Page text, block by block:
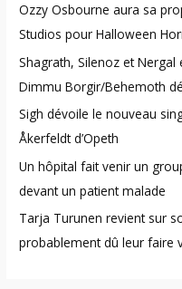
f
o
r
:
Ozzy Osbourne aura sa
Studios pour Halloween
Shagrath, Silenoz et
Dimmu Borgir/Behemoth
Sigh dévoile le nouveau
Åkerfeldt d’Opeth
Un hôpital fait venir un
devant un patient malade
Tarja Turunen revient sur
probablement dû leur faire